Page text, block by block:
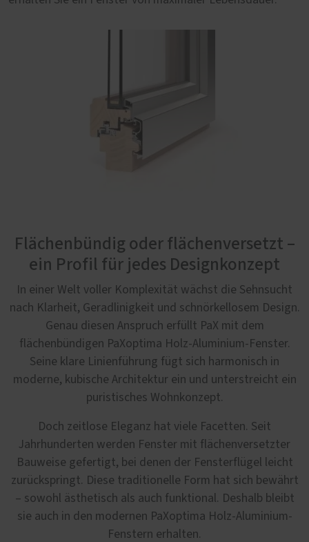
Flächenbündig oder flächenversetzt –
ein Profil für jedes Designkonzept
In einer Welt voller Komplexität wächst die Sehnsucht
nach Klarheit, Geradlinigkeit und schnörkellosem Design.
Genau diesen Anspruch erfüllt PaX mit dem
flächenbündigen PaXoptima Holz-Aluminium-Fenster.
Seine klare Linienführung fügt sich harmonisch in
moderne, kubische Architektur ein und unterstreicht ein
puristisches Wohnkonzept.
Doch zeitlose Eleganz hat viele Facetten. Seit
Jahrhunderten werden Fenster mit flächenversetzter
Bauweise gefertigt, bei denen der Fensterflügel leicht
zurückspringt. Diese traditionelle Form hat sich bewährt
– sowohl ästhetisch als auch funktional. Deshalb bleibt
sie auch in den modernen PaXoptima Holz-Aluminium-
Fenstern erhalten.